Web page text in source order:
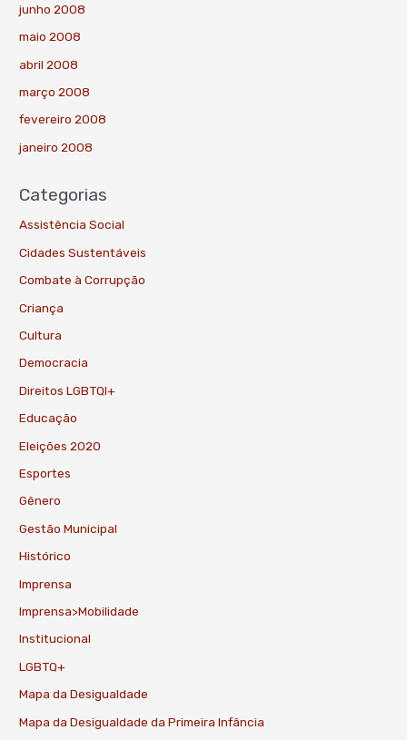
junho 2008
maio 2008
abril 2008
março 2008
fevereiro 2008
janeiro 2008
Categorias
Assistência Social
Cidades Sustentáveis
Combate à Corrupção
Criança
Cultura
Democracia
Direitos LGBTQI+
Educação
Eleições 2020
Esportes
Gênero
Gestão Municipal
Histórico
Imprensa
Imprensa>Mobilidade
Institucional
LGBTQ+
Mapa da Desigualdade
Mapa da Desigualdade da Primeira Infância